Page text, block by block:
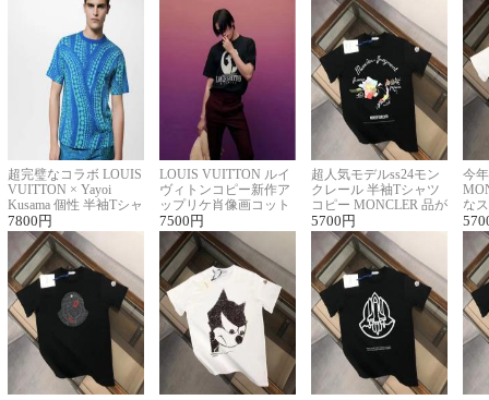
超完璧なコラボ LOUIS
VUITTON × Yayoi
Kusama 個性 半袖Tシャ
ツコピー男女兼用
7800 円
LOUIS VUITTON ルイ
ヴィトンコピー新作ア
ップリケ肖像画コット
ンニット半袖Tシャツ
7500 円
超人気モデルss24モン
クレール 半袖Tシャツ
コピー MONCLER 品が
良く見た目
5700 円
今
な
ル